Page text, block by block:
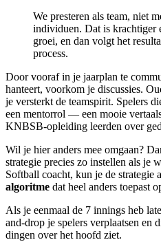
We presteren als team, niet
individuen. Dat is krachtiger
groei, en dan volgt het
process.
Door vooraf in je jaarplan te
hanteert, voorkom je discussies.
je versterkt de teamspirit. Spelers
een mentorrol — een mooie
KNBSB-opleiding leerden over
Wil je hier anders mee omgaan?
strategie precies zo instellen als je
Softball coacht, kun je de strategie
algoritme dat heel anders toepast
Als je eenmaal de 7 innings heb
and-drop je spelers verplaatsen en
dingen over het hoofd ziet.